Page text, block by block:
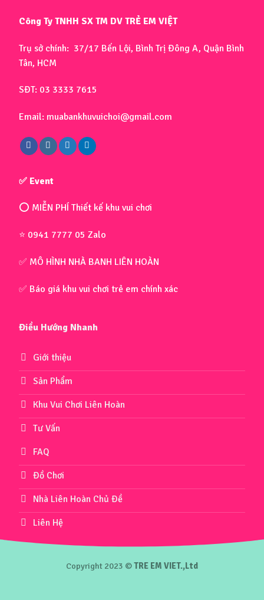
Công Ty TNHH SX TM DV TRẺ EM VIỆT
Trụ sở chính: 37/17 Bến Lội, Bình Trị Đông A, Quận Bình
Tân, HCM
SĐT: 03 3333 7615
Email: muabankhuvuichoi@gmail.com
✅ Event
⭕ MIỄN PHÍ Thiết kế khu vui chơi
⭐ 0941 7777 05 Zalo
✅ MÔ HÌNH NHÀ BANH LIÊN HOÀN
✅ Báo giá khu vui chơi trẻ em chính xác
Điều Hướng Nhanh
Giới thiệu
Sản Phẩm
Khu Vui Chơi Liên Hoàn
Tư Vấn
FAQ
Đồ Chơi
Nhà Liên Hoàn Chủ Đề
Liên Hệ
Copyright 2023 ©TRE EM VIET.,Ltd